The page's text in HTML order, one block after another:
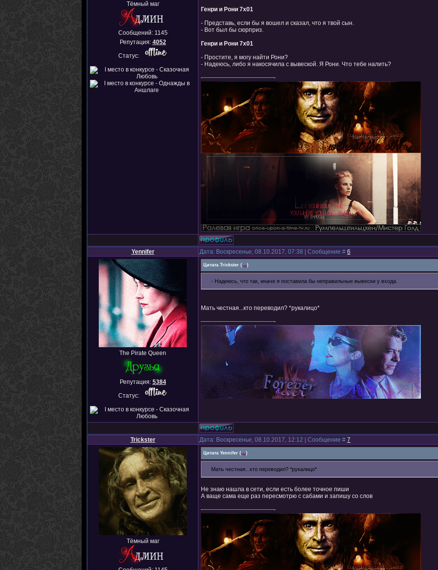
Тёмный маг
Сообщений: 1145
Репутация: 4052
Статус:
Генри и Рони 7х01
- Представь, если бы я вошел и сказал, что я твой сын.
- Вот был бы сюрприз.
Генри и Рони 7х01
- Простите, я могу найти Рони?
- Надеюсь, либо я накосячила с вывеской. Я Рони. Что тебе налить?
Yennifer Дата: Воскресенье, 08.10.2017, 07:38 | Сообщение # 6
The Pirate Queen
Репутация: 5384
Статус:
Цитата Trickster ( )
- Надеюсь, что так, иначе я поставила бы неправильные вывески у входа.
Мать честная...кто переводил? *рукалицо*
Trickster Дата: Воскресенье, 08.10.2017, 12:12 | Сообщение # 7
Тёмный маг
Цитата Yennifer ( )
Мать честная...кто переводил? *рукалицо*
Не знаю нашла в сети, если есть более точное пиши
А ваще сама еще раз пересмотрю с сабами и запишу со слов